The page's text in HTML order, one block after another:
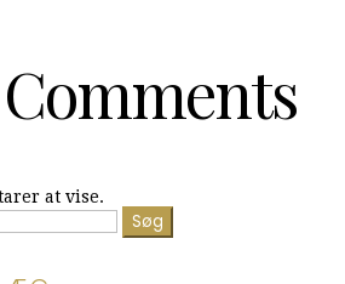
at vise.